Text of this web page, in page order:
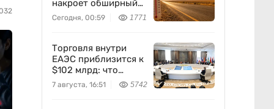
накроет обширный
антициклон
Сегодня, 00:59 1771
Торговля внутри
ЕАЭС приблизится к
$102 млрд: что
предложил
Казахстан
7 августа, 16:51 5742